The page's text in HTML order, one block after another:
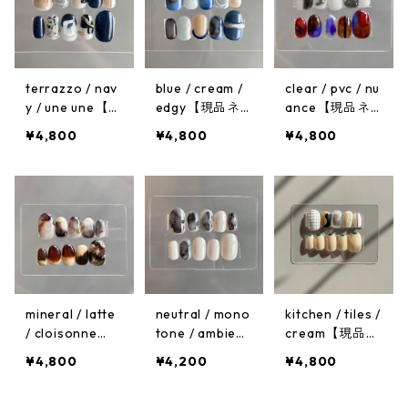
terrazzo / nav
y / une une【現
プ】サイズ:M
¥4,800
blue / cream /
edgy【現品ネ
イズ:M
¥4,800
clear / pvc / nu
ance【現品ネ
イズ:M
¥4,800
mineral / latte
/ cloisonne
ップ】サイズ:M
¥4,800
neutral / mono
tone / ambienc
チップ】サイ
¥4,200
kitchen / tiles /
cream【現品ネ
イズ:M
¥4,800